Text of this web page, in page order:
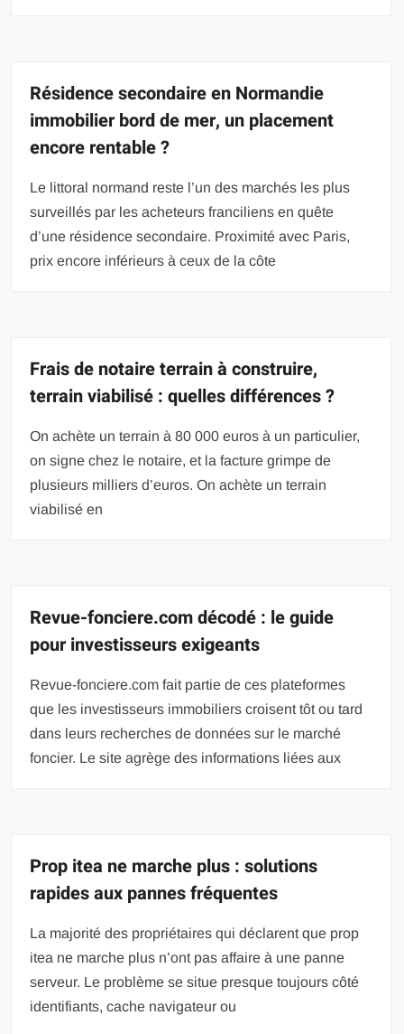
Résidence secondaire en Normandie
immobilier bord de mer, un placement
encore rentable ?
Le littoral normand reste l’un des marchés les plus
surveillés par les acheteurs franciliens en quête
d’une résidence secondaire. Proximité avec Paris,
prix encore inférieurs à ceux de la côte
Frais de notaire terrain à construire,
terrain viabilisé : quelles différences ?
On achète un terrain à 80 000 euros à un particulier,
on signe chez le notaire, et la facture grimpe de
plusieurs milliers d’euros. On achète un terrain
viabilisé en
Revue-fonciere.com décodé : le guide
pour investisseurs exigeants
Revue-fonciere.com fait partie de ces plateformes
que les investisseurs immobiliers croisent tôt ou tard
dans leurs recherches de données sur le marché
foncier. Le site agrège des informations liées aux
Prop itea ne marche plus : solutions
rapides aux pannes fréquentes
La majorité des propriétaires qui déclarent que prop
itea ne marche plus n’ont pas affaire à une panne
serveur. Le problème se situe presque toujours côté
identifiants, cache navigateur ou